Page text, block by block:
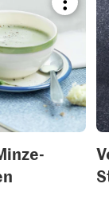
recipe
or
it
to
your